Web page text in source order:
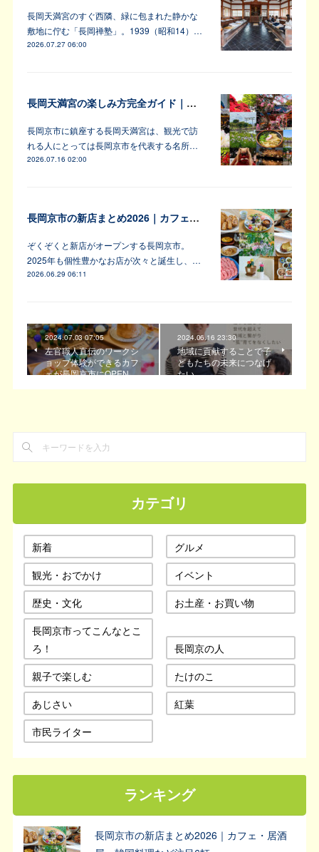
長岡天満宮のすぐ西隣、緑に包まれた静かな
敷地に佇む「長岡禅塾」。1939（昭和14）…
2026.07.27 06:00
長岡天満宮の楽しみ方完全ガイド｜アンバサダーが教えます！
長岡京市に鎮座する長岡天満宮は、観光で訪
れる人にとっては長岡京市を代表する名所…
2026.07.16 02:00
長岡京市の新店まとめ2026｜カフェ・居酒屋・韓国料理など注目6軒
ぞくぞくと新店がオープンする長岡京市。
2025年も個性豊かなお店が次々と誕生し、…
2026.06.29 06:11
2024.07.03 07:05
左官職人直伝のワークシ
ョップ体験ができるカフ
ェが長岡京市にOPEN…
2024.06.16 23:30
地域に貢献することで子
どもたちの未来につなげ
たい
カテゴリ
新着
グルメ
観光・おでかけ
イベント
歴史・文化
お土産・お買い物
長岡京市ってこんなとこ
ろ！
長岡京の人
親子で楽しむ
たけのこ
あじさい
紅葉
市民ライター
ランキング
長岡京市の新店まとめ2026｜カフェ・居酒